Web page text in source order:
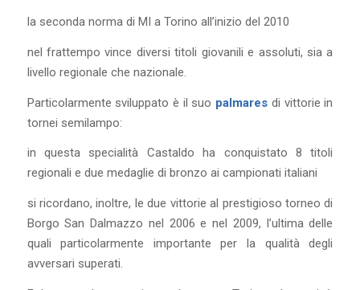
la seconda norma di MI a Torino all’inizio del 2010
nel frattempo vince diversi titoli giovanili e assoluti, sia a
livello regionale che nazionale.
Particolarmente sviluppato è il suo palmares di vittorie in
tornei semilampo:
in questa specialità Castaldo ha conquistato 8 titoli
regionali e due medaglie di bronzo ai campionati italiani
si ricordano, inoltre, le due vittorie al prestigioso torneo di
Borgo San Dalmazzo nel 2006 e nel 2009, l’ultima delle
quali particolarmente importante per la qualità degli
avversari superati.